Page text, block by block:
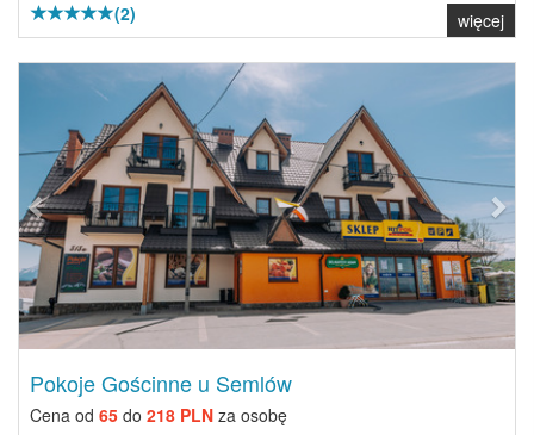
(2)
więcej
Previous Next
Pokoje Gościnne u Semlów
Cena od 65 do 218 PLN za osobę